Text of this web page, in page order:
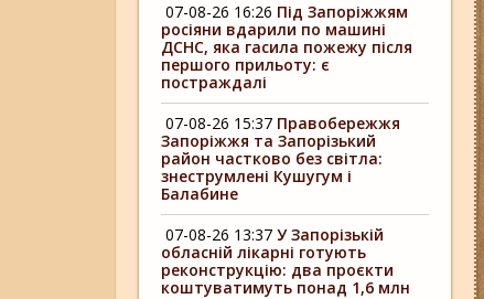
07-08-26 16:26 Під Запоріжжям
росіяни вдарили по машині
ДСНС, яка гасила пожежу після
першого прильоту: є
постраждалі
07-08-26 15:37 Правобережжя
Запоріжжя та Запорізький
район частково без світла:
знеструмлені Кушугум і
Балабине
07-08-26 13:37 У Запорізькій
обласній лікарні готують
реконструкцію: два проєкти
коштуватимуть понад 1,6 млн